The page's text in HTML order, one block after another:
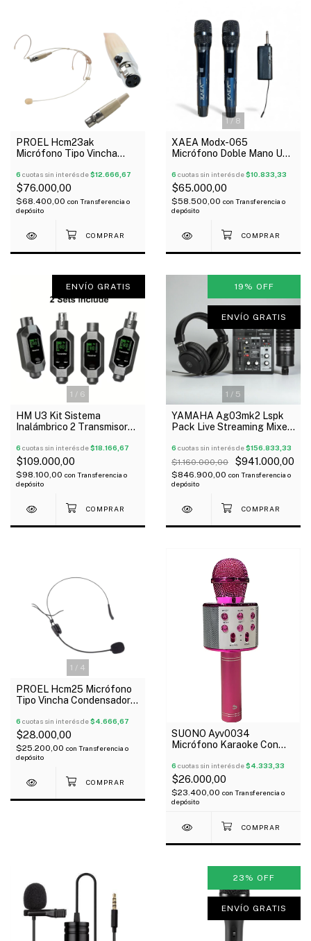
PROEL Hcm23ak
Micrófono Tipo Vincha
6 cuotas sin interés de$12.666,67
$76.000,00
$68.400,00 con Transferencia o
depósito
1/8
XAEA Modx-065
Micrófono Doble Mano Uhf
6 cuotas sin interés de$10.833,33
$65.000,00
$58.500,00 con Transferencia o
depósito
1 / 6
ENVÍO GRATIS
HM U3 Kit Sistema
Inalámbrico 2 Transmisores
Micrófono Recargable Xlr
2.4 GHz
6 cuotas sin interés de$18.166,67
$109.000,00
$98.100,00 con Transferencia o
depósito
1 / 5
19 % OFF
ENVÍO GRATIS
YAMAHA Ag03mk2 Lspk
Pack Live Streaming Mixer
Youtuber SALE
6 cuotas sin interés de$156.833,33
$1.160.000,00 $941.000,00
$846.900,00 con Transferencia o
depósito
1 / 4
PROEL Hcm25 Micrófono
Tipo Vincha Condensador 4
6 cuotas sin interés de$4.666,67
$28.000,00
$25.200,00 con Transferencia o
depósito
SUONO Ayv0034
Micrófono Karaoke Con
6 cuotas sin interés de$4.333,33
$26.000,00
$23.400,00 con Transferencia o
depósito
23 % OFF
ENVÍO GRATIS